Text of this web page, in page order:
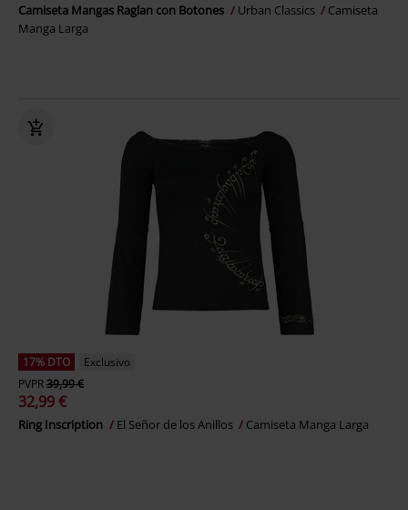
Camiseta Mangas Raglan con Botones Urban Classics
Camiseta
Manga Larga
17% DTO
Exclusivo
PVPR39,99 €
32,99 €
Ring Inscription El Señor de los Anillos Camiseta Manga Larga